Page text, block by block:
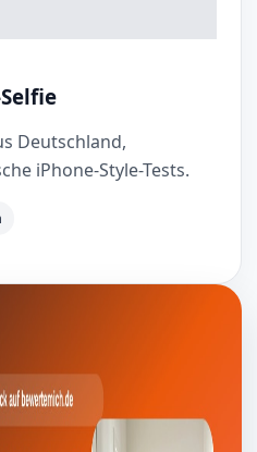
Deutschland,
iPhone-Style-Tests.